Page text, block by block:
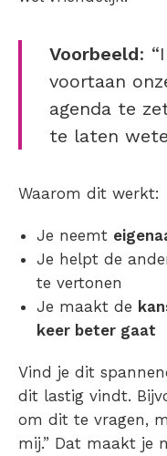
Voorbeeld:
voortaan
agenda te
te laten
Waarom dit werkt:
Je neemt
Je helpt de
te vertonen
Je maakt de
keer beter gaat
Vind je dit
dit lastig vindt.
om dit te vragen,
mij.” Dat maakt je